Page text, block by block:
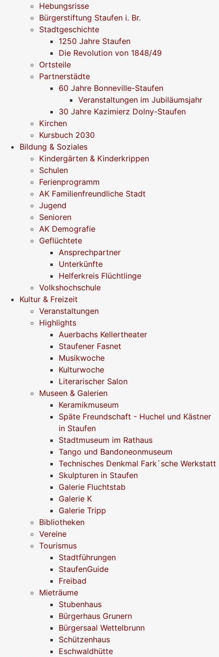
Hebungsrisse
Bürgerstiftung Staufen i. Br.
Stadtgeschichte
1250 Jahre Staufen
Die Revolution von 1848/49
Ortsteile
Partnerstädte
60 Jahre Bonneville-Staufen
Veranstaltungen im Jubiläumsjahr
30 Jahre Kazimierz Dolny-Staufen
Kirchen
Kursbuch 2030
Bildung & Soziales
Kindergärten & Kinderkrippen
Schulen
Ferienprogramm
AK Familienfreundliche Stadt
Jugend
Senioren
AK Demografie
Geflüchtete
Ansprechpartner
Unterkünfte
Helferkreis Flüchtlinge
Volkshochschule
Kultur & Freizeit
Veranstaltungen
Highlights
Auerbachs Kellertheater
Staufener Fasnet
Musikwoche
Kulturwoche
Literarischer Salon
Museen & Galerien
Keramikmuseum
Späte Freundschaft - Huchel und Kästner
in Staufen
Stadtmuseum im Rathaus
Tango und Bandoneonmuseum
Technisches Denkmal Fark`sche Werkstatt
Skulpturen in Staufen
Galerie Fluchtstab
Galerie K
Galerie Tripp
Bibliotheken
Vereine
Tourismus
Stadtführungen
StaufenGuide
Freibad
Mieträume
Stubenhaus
Bürgerhaus Grunern
Bürgersaal Wettelbrunn
Schützenhaus
Eschwaldhütte